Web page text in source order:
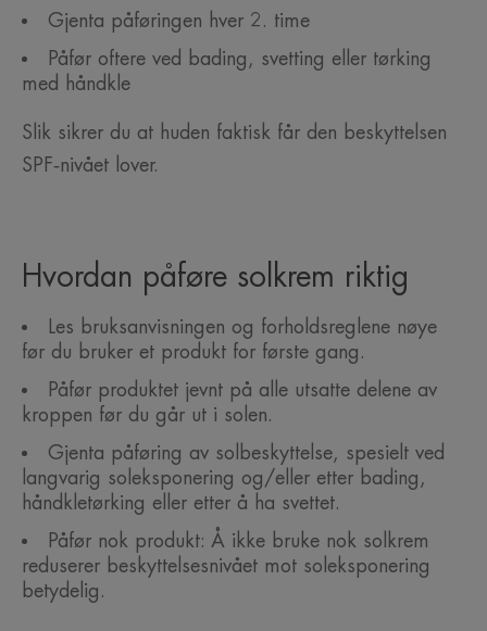
Gjenta påføringen hver 2. time
Påfør oftere ved bading, svetting eller tørking
med håndkle
Slik sikrer du at huden faktisk får den beskyttelsen
SPF‑nivået lover.
Hvordan påføre solkrem riktig
Les bruksanvisningen og forholdsreglene nøye
før du bruker et produkt for første gang.
Påfør produktet jevnt på alle utsatte delene av
kroppen før du går ut i solen.
Gjenta påføring av solbeskyttelse, spesielt ved
langvarig soleksponering og/eller etter bading,
håndkletørking eller etter å ha svettet.
Påfør nok produkt: Å ikke bruke nok solkrem
reduserer beskyttelsesnivået mot soleksponering
betydelig.